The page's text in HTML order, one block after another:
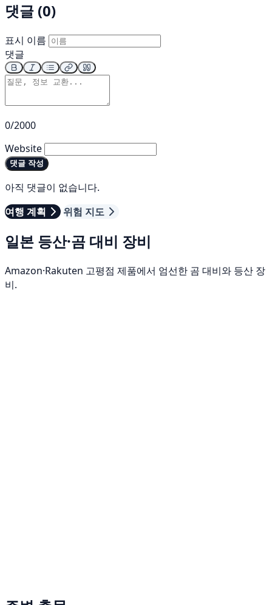
댓글 (0)
표시 이름
댓글
0/2000
Website
댓글 작성
아직 댓글이 없습니다.
여행 계획
위험 지도
일본 등산·곰 대비 장비
Amazon·Rakuten 고평점 제품에서 엄선한 곰 대비와 등산 장
비.